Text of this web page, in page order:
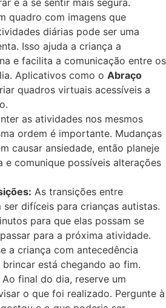
e a se sentir mais segura.
quadro com imagens que
diárias pode ser uma
Isso ajuda a criança a
e facilita a comunicação entre os
Aplicativos como o Abraço
quadros virtuais acessíveis a
as atividades nos mesmos
ordem é importante. Mudanças
causar ansiedade, então planeje
e comunique possíveis alterações
As transições entre
difíceis para crianças autistas.
para que elas possam se
para a próxima atividade.
a criança com antecedência
está chegando ao fim.
Ao final do dia, reserve um
o que foi realizado. Pergunte à